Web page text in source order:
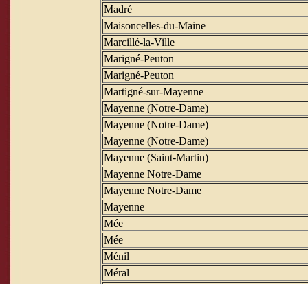
Madré
Maisoncelles-du-Maine
Marcillé-la-Ville
Marigné-Peuton
Marigné-Peuton
Martigné-sur-Mayenne
Mayenne (Notre-Dame)
Mayenne (Notre-Dame)
Mayenne (Notre-Dame)
Mayenne (Saint-Martin)
Mayenne Notre-Dame
Mayenne Notre-Dame
Mayenne
Mée
Mée
Ménil
Méral